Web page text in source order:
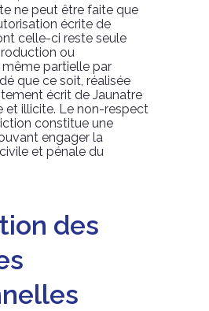
ne peut être faite que
écrite de
celle-ci reste seule
ou
partielle par
que ce soit, réalisée
écrit de Jaunatre
et illicite. Le non-respect
constitue une
engager la
et pénale du
des